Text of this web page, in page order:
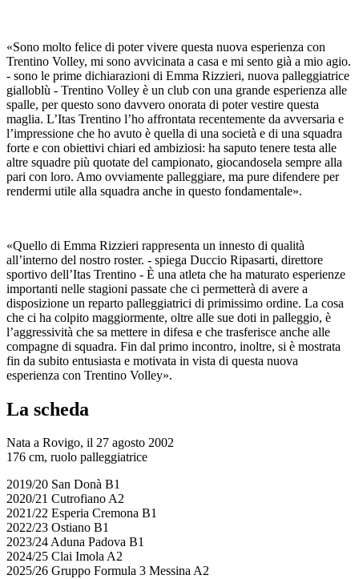
«Sono molto felice di poter vivere questa nuova esperienza con
Trentino Volley, mi sono avvicinata a casa e mi sento già a mio agio.
- sono le prime dichiarazioni di Emma Rizzieri, nuova palleggiatrice
gialloblù - Trentino Volley è un club con una grande esperienza alle
spalle, per questo sono davvero onorata di poter vestire questa
maglia. L’Itas Trentino l’ho affrontata recentemente da avversaria e
l’impressione che ho avuto è quella di una società e di una squadra
forte e con obiettivi chiari ed ambiziosi: ha saputo tenere testa alle
altre squadre più quotate del campionato, giocandosela sempre alla
pari con loro. Amo ovviamente palleggiare, ma pure difendere per
rendermi utile alla squadra anche in questo fondamentale».
«Quello di Emma Rizzieri rappresenta un innesto di qualità
all’interno del nostro roster. - spiega Duccio Ripasarti, direttore
sportivo dell’Itas Trentino - È una atleta che ha maturato esperienze
importanti nelle stagioni passate che ci permetterà di avere a
disposizione un reparto palleggiatrici di primissimo ordine. La cosa
che ci ha colpito maggiormente, oltre alle sue doti in palleggio, è
l’aggressività che sa mettere in difesa e che trasferisce anche alle
compagne di squadra. Fin dal primo incontro, inoltre, si è mostrata
fin da subito entusiasta e motivata in vista di questa nuova
esperienza con Trentino Volley».
La scheda
Nata a Rovigo, il 27 agosto 2002
176 cm, ruolo palleggiatrice
2019/20 San Donà B1
2020/21 Cutrofiano A2
2021/22 Esperia Cremona B1
2022/23 Ostiano B1
2023/24 Aduna Padova B1
2024/25 Clai Imola A2
2025/26 Gruppo Formula 3 Messina A2